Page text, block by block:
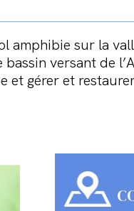
sur la
versant de
et gérer et